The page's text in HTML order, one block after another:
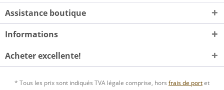
Assistance boutique
Informations
Acheter excellente!
* Tous les prix sont indiqués TVA légale comprise, hors frais de portet